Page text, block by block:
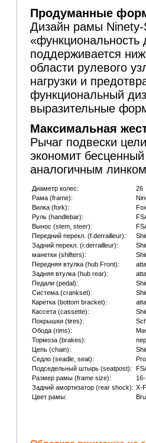
Продуманные
Дизайн рамы Ninety-
поддерживается
области рулевого
нагрузки и
функциональный
выразительные
Максимальная
Рычаг подвески
экономит
аналогичным
Диаметр колес:
26
Рама (frame):
Вилка (fork):
Руль (handlebar):
Вынос (stem, steer):
Передний перекл. (f.derrailleur):
Задний перекл. (r.derrailleur):
манетки (shifters):
Передняя втулка (hub Front):
Задняя втулка (hub rear):
Педали (pedal):
Система (crankset):
Каретка (bottom bracket):
Кассета (cassette):
Покрышки (tires):
Обода (rims):
Тормоза (brakes):
Цепь (chain):
Седло (seadle, seat):
Подседельный штырь (seatpost):
Размер рамы (frame size):
Задний амортизатор (rear shock): X-
Цвет рамы: